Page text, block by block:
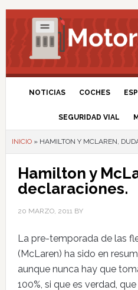
NOTICIAS COCHES
SEGURIDAD VIAL
INICIO» HAMILTON Y MCLAREN,
Hamilton y
declaraciones.
20 MARZO, 2011BY
La pre-temporada de las
(McLaren) ha sido en
aunque nunca hay que
100%, si que es verdad,